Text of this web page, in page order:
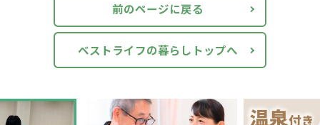
前のページに戻る
ベストライフの暮らしトップへ